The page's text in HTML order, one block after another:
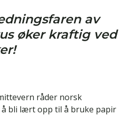
av
øker kraftig ved
råder norsk
bli lært opp til å bruke papir